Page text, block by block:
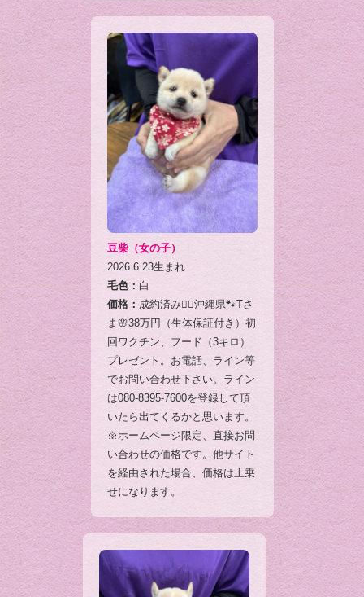
豆柴（女の子）
2026.6.23生まれ
毛色： 白
価格： 成約済み🙇‍♂️沖縄県🐾Tさ
ま🌸38万円（生体保証付き）初
回ワクチン、フード（3キロ）
プレゼント。お電話、ライン等
でお問い合わせ下さい。ライン
は080-8395-7600を登録して頂
いたら出てくるかと思います。
※ホームページ限定、直接お問
い合わせの価格です。他サイト
を経由された場合、価格は上乗
せになります。